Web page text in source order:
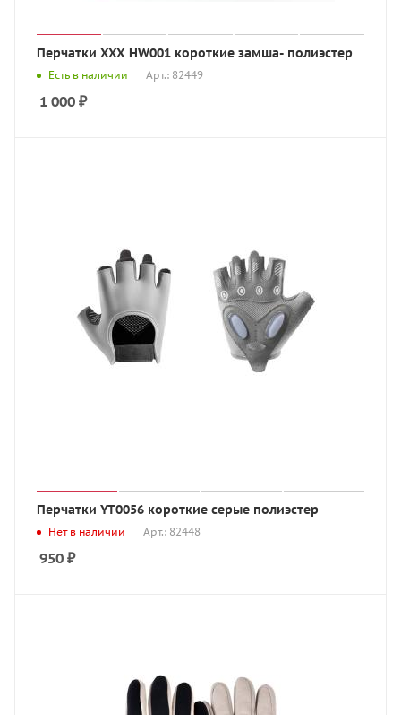
Перчатки XXX HW001 короткие замша- полиэстер
Есть в наличии Арт.: 82449
1 000 ₽
Перчатки YT0056 короткие серые полиэстер
Нет в наличии Арт.: 82448
950 ₽